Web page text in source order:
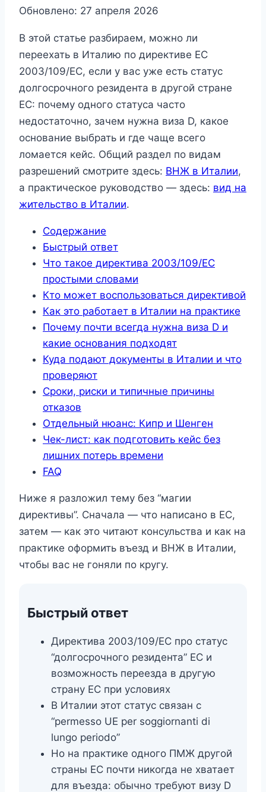
Обновлено: 27 апреля 2026
В этой статье разбираем, можно ли
переехать в Италию по директиве ЕС
2003/109/EC, если у вас уже есть статус
долгосрочного резидента в другой стране
ЕС: почему одного статуса часто
недостаточно, зачем нужна виза D, какое
основание выбрать и где чаще всего
ломается кейс. Общий раздел по видам
разрешений смотрите здесь: ВНЖ в Италии,
а практическое руководство — здесь: вид на
жительство в Италии.
Содержание
Быстрый ответ
Что такое директива 2003/109/EC
простыми словами
Кто может воспользоваться директивой
Как это работает в Италии на практике
Почему почти всегда нужна виза D и
какие основания подходят
Куда подают документы в Италии и что
проверяют
Сроки, риски и типичные причины
отказов
Отдельный нюанс: Кипр и Шенген
Чек-лист: как подготовить кейс без
лишних потерь времени
FAQ
Ниже я разложил тему без “магии
директивы”. Сначала — что написано в ЕС,
затем — как это читают консульства и как на
практике оформить въезд и ВНЖ в Италии,
чтобы вас не гоняли по кругу.
Быстрый ответ
Директива 2003/109/EC про статус
“долгосрочного резидента” ЕС и
возможность переезда в другую
страну ЕС при условиях
В Италии этот статус связан с
“permesso UE per soggiornanti di
lungo periodo”
Но на практике одного ПМЖ другой
страны ЕС почти никогда не хватает
для въезда: обычно требуют визу D